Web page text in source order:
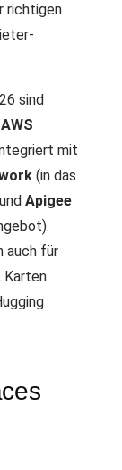
richtigen
sind
AWS
mit
(in das
Apigee
auch für
Karten